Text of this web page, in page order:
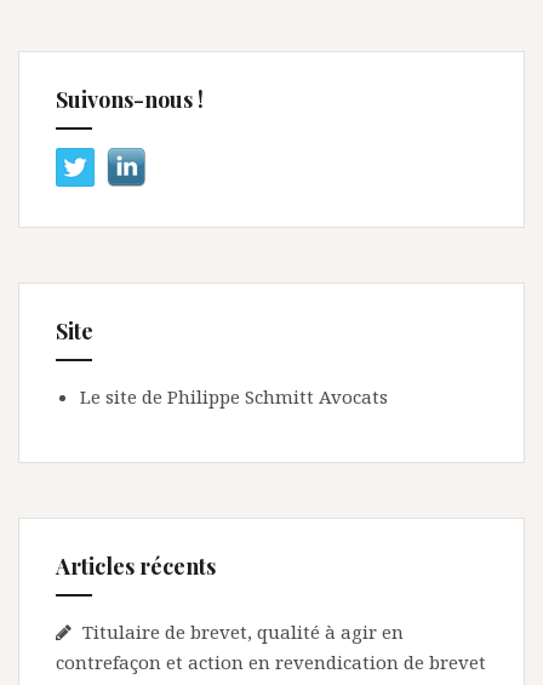
Suivons-nous !
Site
Le site de Philippe Schmitt Avocats
Articles récents
Titulaire de brevet, qualité à agir en
contrefaçon et action en revendication de brevet